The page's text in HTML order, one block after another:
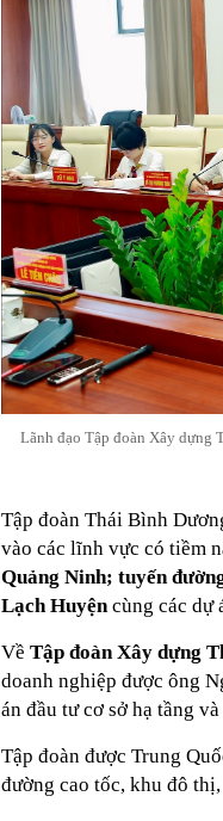
Lãnh đạo Tập đoàn Xây dựng
Tập đoàn Thái Bình
vào các lĩnh vực có tiềm
Quảng Ninh; tuyến
Lạch Huyệncùng các dự
Về Tập đoàn Xây dựng
doanh nghiệp được ông
án đầu tư cơ sở hạ tầng
Tập đoàn được Trung
đường cao tốc, khu đô